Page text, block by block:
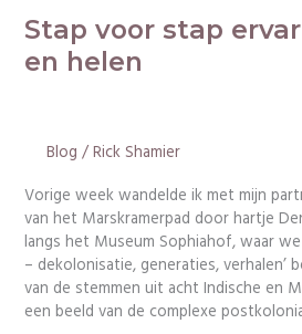
Stap voor stap
en helen
Blog /Rick Shamier
Vorige week wandelde ik met mijn
van het Marskramerpad door hartje
langs het Museum Sophiahof, waar
– dekolonisatie, generaties, verhalen’
van de stemmen uit acht Indische en
een beeld van de complexe